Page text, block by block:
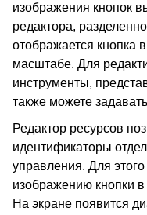
изображения кнопок
редактора,
отображается кнопка
масштабе. Для
инструменты,
также можете
Редактор ресурсов
идентификаторы
управления. Для
изображению кнопки в
На экране появится